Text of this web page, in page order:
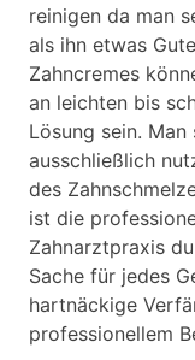
reinigen da man
als ihn etwas
Zahncremes
an leichten bis
Lösung sein.
ausschließlich
des
ist die
Zahnarztpraxis
Sache für jedes
hartnäckige
professionellem